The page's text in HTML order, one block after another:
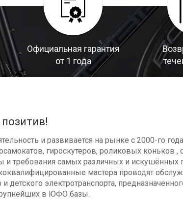
Официальная гарантия
от 1 года
и развивается на рынке с 2000-го
гироскутеров, роликовых коньков ,
требования самых различных и искушённых
мастера проводят
детского электротранспорта,
в ЮФО базы.